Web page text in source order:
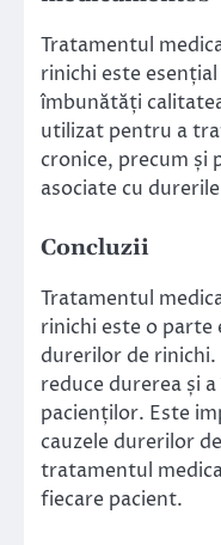
Tratamentul
rinichi este
îmbunătăți
utilizat pentru a
cronice, precum și
asociate cu
Concluzii
Tratamentul
rinichi este o parte
durerilor de
reduce durerea și
pacienților. Este
cauzele durerilor
tratamentul
fiecare pacient.